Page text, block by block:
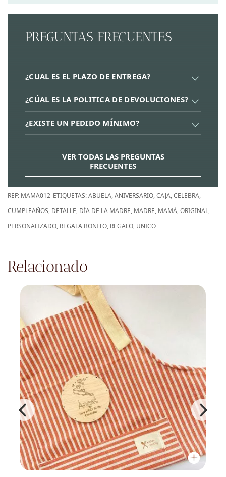
PREGUNTAS FRECUENTES
¿CUAL ES EL PLAZO DE ENTREGA?
¿CÚAL ES LA POLITICA DE DEVOLUCIONES?
¿EXISTE UN PEDIDO MÍNIMO?
VER TODAS LAS PREGUNTAS
FRECUENTES
REF: MAMA012 ETIQUETAS:ABUELA,ANIVERSARIO,CAJA,CELEBRA,
CUMPLEAÑOS, DETALLE, DÍA DE LA MADRE, MADRE, MAMÁ,ORIGINAL,
PERSONALIZADO, REGALA BONITO, REGALO, UNICO
Relacionado